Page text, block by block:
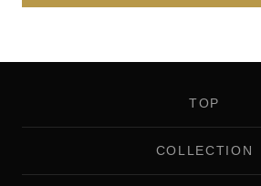
TOP
COLLECTION